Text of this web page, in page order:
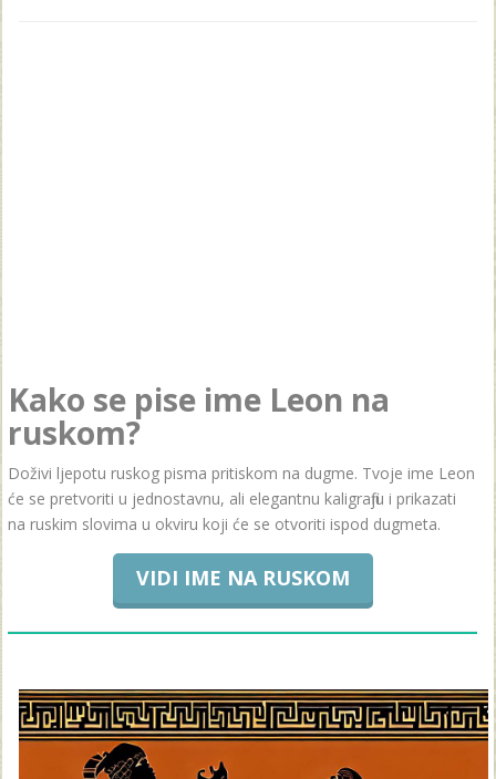
Kako se pise ime Leon na
ruskom?
Doživi ljepotu ruskog pisma pritiskom na dugme. Tvoje ime Leon
će se pretvoriti u jednostavnu, ali elegantnu kaligrafiju i prikazati
na ruskim slovima u okviru koji će se otvoriti ispod dugmeta.
VIDI IME NA RUSKOM